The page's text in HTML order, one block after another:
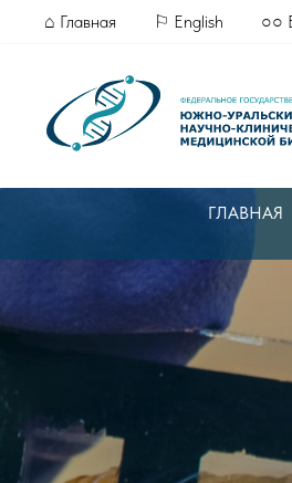
⌂ Главная ⚐ English ○○
ГЛАВНАЯ